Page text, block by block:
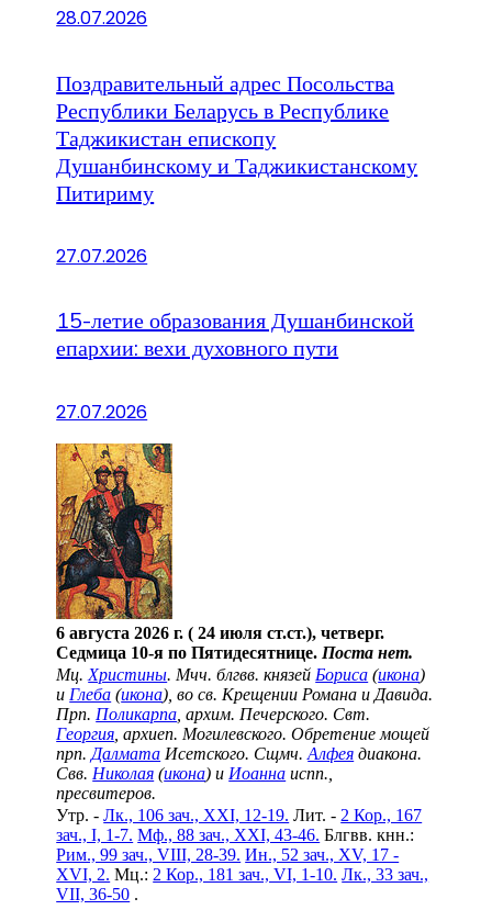
28.07.2026
Поздравительный адрес Посольства
Республики Беларусь в Республике
Таджикистан епископу
Душанбинскому и Таджикистанскому
Питириму
27.07.2026
15-летие образования Душанбинской
епархии: вехи духовного пути
27.07.2026
6 августа 2026 г. ( 24 июля ст.ст.), четверг.
Седмица 10-я по Пятидесятнице. Поста нет.
Мц. Христины. Мчч. блгвв. князей Бориса (икона)
и Глеба (икона), во св. Крещении Романа и Давида.
Прп. Поликарпа , архим. Печерского. Свт.
Георгия , архиеп. Могилевского. Обретение мощей
прп. Далмата Исетского. Сщмч.Алфея диакона.
Свв. Николая (икона) и Иоанна испп.,
пресвитеров.
Утр. -Лк., 106 зач., XXI, 12-19. Лит. - 2 Кор., 167
зач., I, 1-7. Мф., 88 зач., XXI, 43-46. Блгвв. кнн.:
Рим., 99 зач., VIII, 28-39. Ин., 52 зач., XV, 17 -
XVI, 2. Мц.: 2 Кор., 181 зач., VI, 1-10. Лк., 33 зач.,
VII, 36-50 .